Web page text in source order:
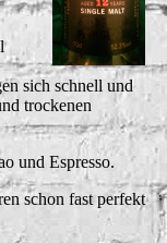
sich schnell und
trockenen
und Espresso.
schon fast perfekt